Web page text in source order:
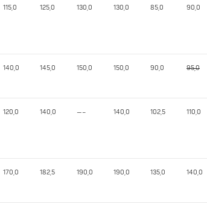
115,0 125,0 130,0 130,0 85,0 90,0
140,0 145,0 150,0 150,0 90,0 95,0
120,0 140,0 —– 140,0 102,5 110,0
170,0 182,5 190,0 190,0 135,0 140,0